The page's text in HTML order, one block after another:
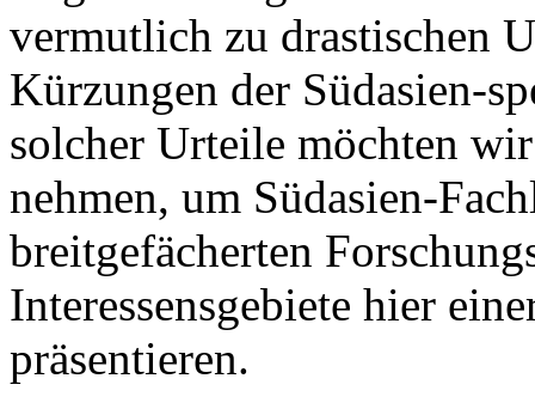
vermutlich zu drastischen
Kürzungen der Südasien-
solcher Urteile möchten
nehmen, um Südasien-
breitgefächerten
Interessensgebiete hier
präsentieren.